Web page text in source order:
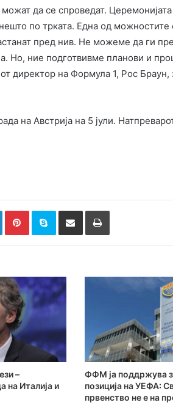
да се спроведат.
по трката. Една од можностите
пред нив. Не можеме да ги
Но, ние подготвивме планови и
директор на Формула 1, Рос Браун,
на Австрија на 5 јули.
LinkedInPinterestSkype Сподели преку Е-маил Испринтај
–
на Италија и
ФФМ ја поддржува
позиција на УЕФА:
првенство не е на